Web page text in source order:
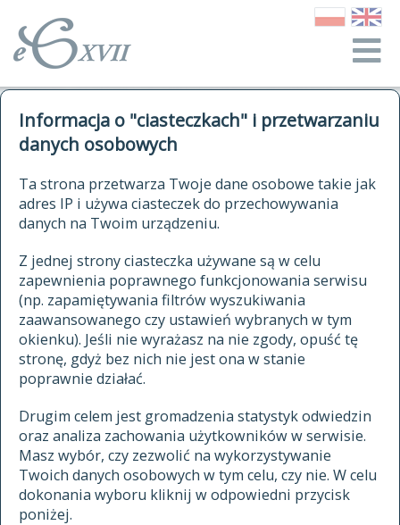
Informacja o "ciasteczkach" i przetwarzaniu
danych osobowych
Ta strona przetwarza Twoje dane osobowe takie jak
adres IP i używa ciasteczek do przechowywania
danych na Twoim urządzeniu.
Z jednej strony ciasteczka używane są w celu
zapewnienia poprawnego funkcjonowania serwisu
(np. zapamiętywania filtrów wyszukiwania
zaawansowanego czy ustawień wybranych w tym
okienku). Jeśli nie wyrażasz na nie zgody, opuść tę
stronę, gdyż bez nich nie jest ona w stanie
poprawnie działać.
Drugim celem jest gromadzenia statystyk odwiedzin
oraz analiza zachowania użytkowników w serwisie.
Masz wybór, czy zezwolić na wykorzystywanie
Twoich danych osobowych w tym celu, czy nie. W celu
dokonania wyboru kliknij w odpowiedni przycisk
poniżej.
autorzy Słownika
historia
publikacje
źródła
autorzy tekstów źródłowych
zasady opracowania
statystyki
najnowsze hasła
ostatnio zmodyfikowane hasła
materiały archiwalne
cytowanie
kontakt
kwerendy
jak cytować Słownik
ELEKTRONICZNY SŁOWNIK
JĘZYKA POLSKIEGO
XVII I XVIII WIEKU
znajdź hasła
zaczynające się od